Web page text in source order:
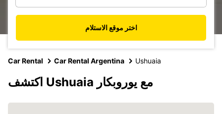
اختر موقع الاستلام
Car Rental Car Rental Argentina Ushuaia
اكتشف Ushuaia مع يوروبكار